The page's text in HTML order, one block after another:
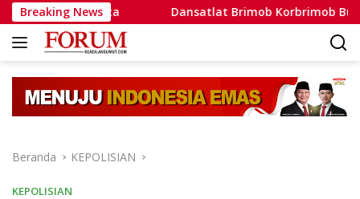
Langsung
ke
konten
Breaking News
Nyata Dansatlat Brimob Korbrimob Buka
Beranda KEPOLISIAN
KEPOLISIAN